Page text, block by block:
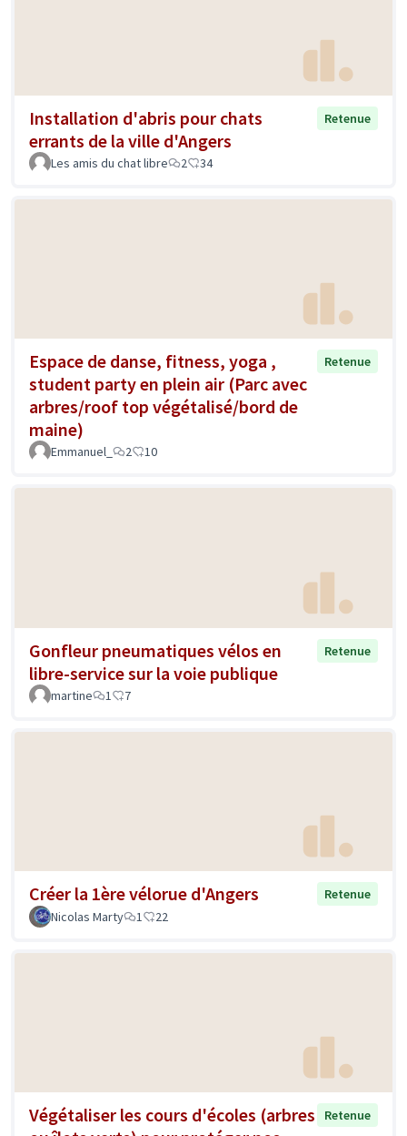
Installation d'abris pour chats
errants de la ville d'Angers
Retenue
Les amis du chat libre 2 34
Espace de danse, fitness, yoga ,
student party en plein air (Parc avec
arbres/roof top végétalisé/bord de
maine)
Retenue
Emmanuel_ 2 10
Gonfleur pneumatiques vélos en
libre-service sur la voie publique
Retenue
martine 1 7
Créer la 1ère vélorue d'Angers
Retenue
Nicolas Marty
1 22
Végétaliser les cours d'écoles (arbres
Retenue